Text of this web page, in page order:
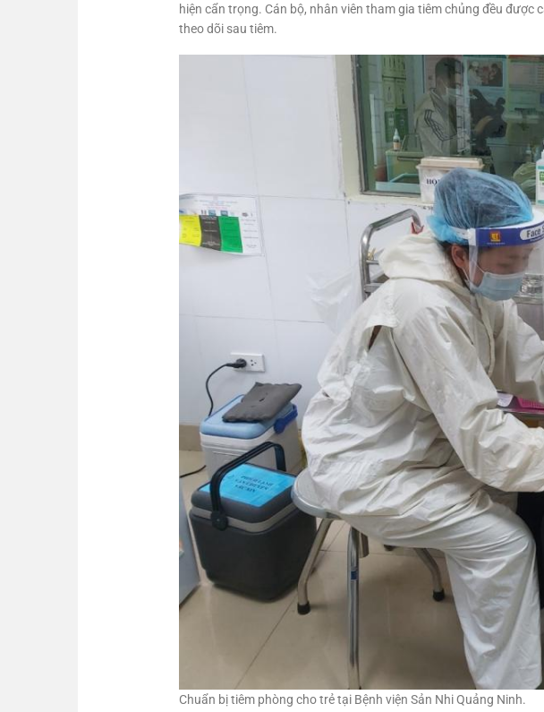
hiện cẩn trọng. Cán bộ, nhân viên tham gia tiêm chủng đều
theo dõi sau tiêm.
Chuẩn bị tiêm phòng cho trẻ tại Bệnh viện Sản Nhi Quảng Ninh.